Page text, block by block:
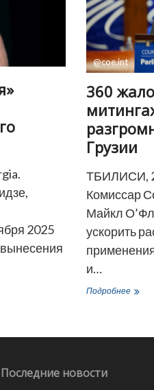
войны
опрос
ЕС
2025
вынесения
@coe.int
360
Грузии
ТБИЛИСИ,
Комиссар
Майкл
ускорить
и…
Подробнее360
и
Последние новости